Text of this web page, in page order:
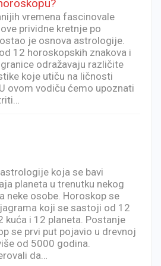
vremena fascinovale
prividne kretnje po
je osnova astrologije.
12 horoskopskih znakova i
odražavaju različite
koje utiču na ličnosti
ovom vodiču ćemo upoznati
koja se bavi
planeta u trenutku nekog
neke osobe. Horoskop se
koji se sastoji od 12
kuća i 12 planeta. Postanje
se prvi put pojavio u drevnoj
od 5000 godina.
da…